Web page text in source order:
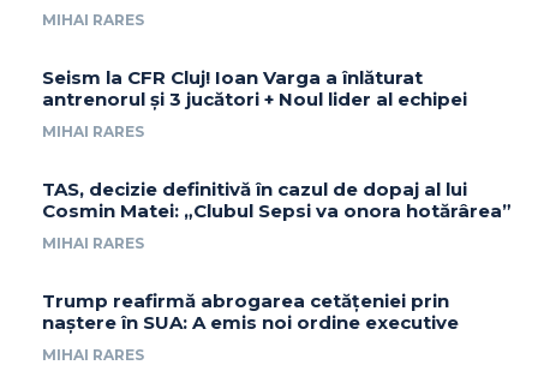
MIHAI RARES
Seism la CFR Cluj! Ioan Varga a înlăturat
antrenorul și 3 jucători + Noul lider al echipei
MIHAI RARES
TAS, decizie definitivă în cazul de dopaj al lui
Cosmin Matei: „Clubul Sepsi va onora hotărârea”
MIHAI RARES
Trump reafirmă abrogarea cetățeniei prin
naștere în SUA: A emis noi ordine executive
MIHAI RARES